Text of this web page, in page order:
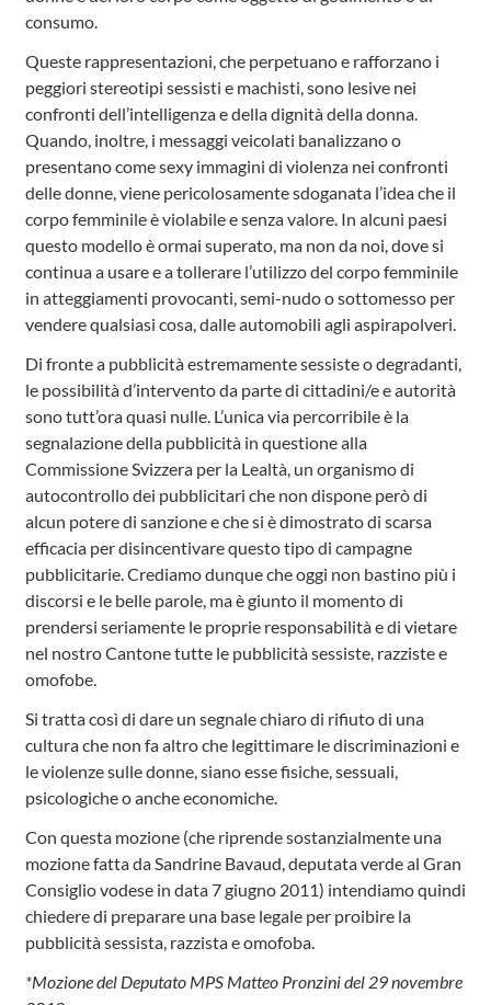
consumo.
Queste rappresentazioni, che perpetuano e rafforzano i
peggiori stereotipi sessisti e machisti, sono lesive nei
confronti dell’intelligenza e della dignità della donna.
Quando, inoltre, i messaggi veicolati banalizzano o
presentano come sexy immagini di violenza nei confronti
delle donne, viene pericolosamente sdoganata l’idea che il
corpo femminile è violabile e senza valore. In alcuni paesi
questo modello è ormai superato, ma non da noi, dove si
continua a usare e a tollerare l’utilizzo del corpo femminile
in atteggiamenti provocanti, semi-nudo o sottomesso per
vendere qualsiasi cosa, dalle automobili agli aspirapolveri.
Di fronte a pubblicità estremamente sessiste o degradanti,
le possibilità d’intervento da parte di cittadini/e e autorità
sono tutt’ora quasi nulle. L’unica via percorribile è la
segnalazione della pubblicità in questione alla
Commissione Svizzera per la Lealtà, un organismo di
autocontrollo dei pubblicitari che non dispone però di
alcun potere di sanzione e che si è dimostrato di scarsa
efficacia per disincentivare questo tipo di campagne
pubblicitarie. Crediamo dunque che oggi non bastino più i
discorsi e le belle parole, ma è giunto il momento di
prendersi seriamente le proprie responsabilità e di vietare
nel nostro Cantone tutte le pubblicità sessiste, razziste e
omofobe.
Si tratta così di dare un segnale chiaro di rifiuto di una
cultura che non fa altro che legittimare le discriminazioni e
le violenze sulle donne, siano esse fisiche, sessuali,
psicologiche o anche economiche.
Con questa mozione (che riprende sostanzialmente una
mozione fatta da Sandrine Bavaud, deputata verde al Gran
Consiglio vodese in data 7 giugno 2011) intendiamo quindi
chiedere di preparare una base legale per proibire la
pubblicità sessista, razzista e omofoba.
*Mozione del Deputato MPS Matteo Pronzini del 29 novembre